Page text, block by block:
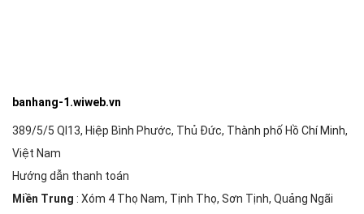
banhang-1.wiweb.vn
389/5/5 Ql13, Hiệp Bình Phước, Thủ Đức, Thành phố Hồ Chí Minh,
Việt Nam
Hướng dẫn thanh toán
Miền Trung : Xóm 4 Thọ Nam, Tịnh Thọ, Sơn Tịnh, Quảng Ngãi